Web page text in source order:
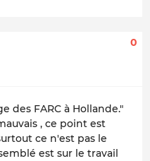
0
des FARC à Hollande."
, ce point est
ce n'est pas le
est sur le travail